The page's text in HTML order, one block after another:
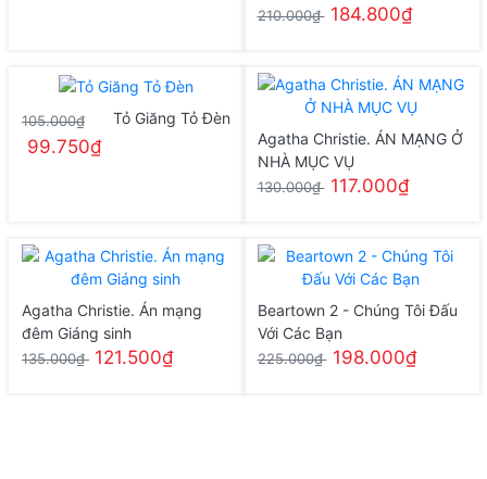
210.000₫ 184.800₫
Tỏ Giăng Tỏ Đèn
105.000₫
99.750₫
Agatha Christie. ÁN MẠNG Ở
NHÀ MỤC VỤ
130.000₫ 117.000₫
Agatha Christie. Án mạng
đêm Giáng sinh
135.000₫ 121.500₫
Beartown 2 - Chúng Tôi Đấu
Với Các Bạn
225.000₫ 198.000₫